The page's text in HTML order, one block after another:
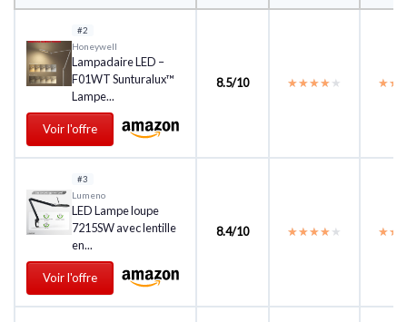
#2
Honeywell
Lampadaire LED –
F01WT Sunturalux™
Lampe...
Voir l'offre
8.5/10 ★★★★★
★★★★★
#3
Lumeno
LED Lampe loupe
7215SW avec lentille
en...
Voir l'offre
8.4/10 ★★★★★
★★★★★